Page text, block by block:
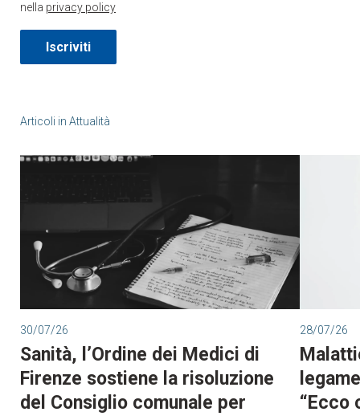
nella privacy policy
Iscriviti
Articoli in Attualità
30/07/26
Sanità, l’Ordine dei Medici di
Firenze sostiene la risoluzione
del Consiglio comunale per
28/07/26
“Ecco